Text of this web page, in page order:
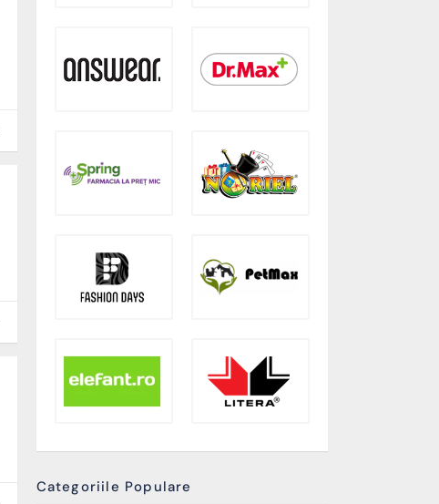
Categoriile Populare